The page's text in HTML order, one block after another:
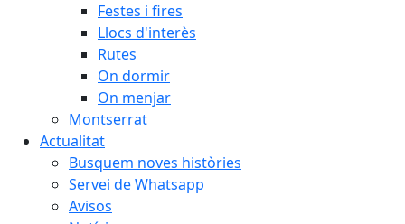
Festes i fires
Llocs d'interès
Rutes
On dormir
On menjar
Montserrat
Actualitat
Busquem noves històries
Servei de Whatsapp
Avisos